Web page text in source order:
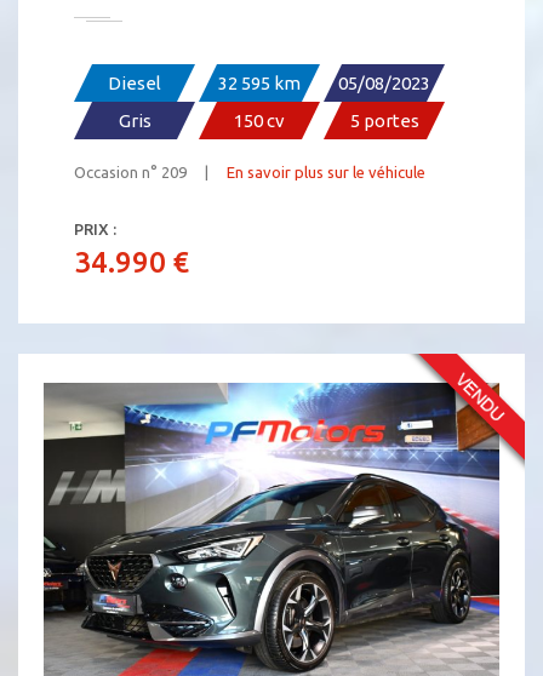
Diesel 32 595 km
05/08/2023
Gris
150 cv 5 portes
Occasion n° 209 | En savoir plus sur le véhicule
PRIX :
34.990 €